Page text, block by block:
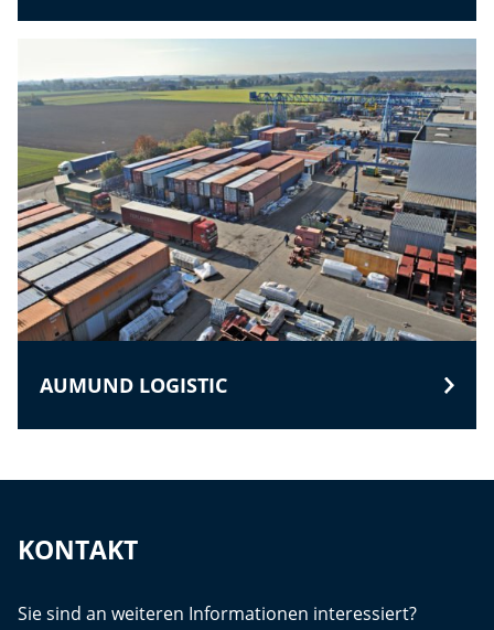
AUMUND LOGISTIC
KONTAKT
Sie sind an weiteren Informationen interessiert?